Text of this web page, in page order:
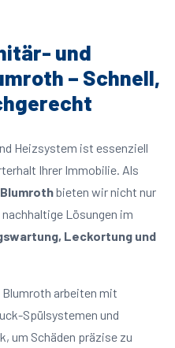
und
– Schnell,
Heizsystem ist essenziell
Ihrer Immobilie. Als
bieten wir nicht nur
Lösungen im
Leckortung und
Blumroth arbeiten mit
Spülsystemen und
um Schäden präzise zu